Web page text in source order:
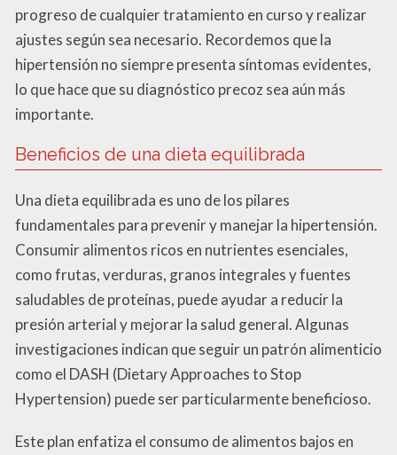
progreso de cualquier tratamiento en curso y realizar
ajustes según sea necesario. Recordemos que la
hipertensión no siempre presenta síntomas evidentes,
lo que hace que su diagnóstico precoz sea aún más
importante.
Beneficios de una dieta equilibrada
Una dieta equilibrada es uno de los pilares
fundamentales para prevenir y manejar la hipertensión.
Consumir alimentos ricos en nutrientes esenciales,
como frutas, verduras, granos integrales y fuentes
saludables de proteínas, puede ayudar a reducir la
presión arterial y mejorar la salud general. Algunas
investigaciones indican que seguir un patrón alimenticio
como el DASH (Dietary Approaches to Stop
Hypertension) puede ser particularmente beneficioso.
Este plan enfatiza el consumo de alimentos bajos en